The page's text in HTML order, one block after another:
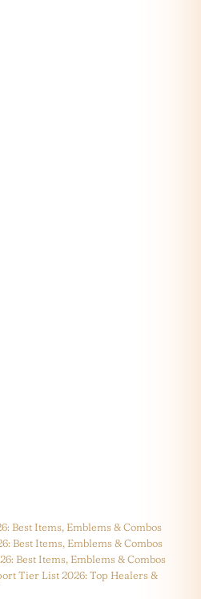
Best Items, Emblems & Combos
Best Items, Emblems & Combos
Best Items, Emblems & Combos
Tier List 2026: Top Healers &